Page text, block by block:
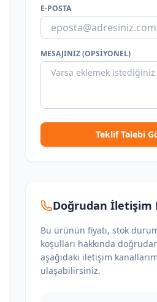
E-POSTA
MESAJINIZ (OPSIYONEL)
Teklif Talebi
Doğrudan İletişim
Bu ürünün fiyatı, stok
koşulları hakkında
aşağıdaki iletişim
ulaşabilirsiniz.